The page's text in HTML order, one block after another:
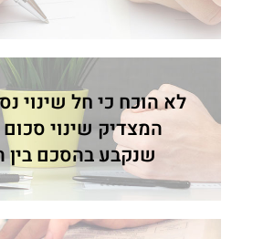
לא הוכח כי חל שינוי
המצדיק שינוי סכום
שנקבע בהסכם בין